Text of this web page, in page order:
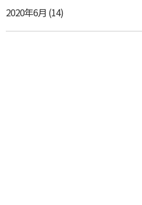
2020年6月 (14)